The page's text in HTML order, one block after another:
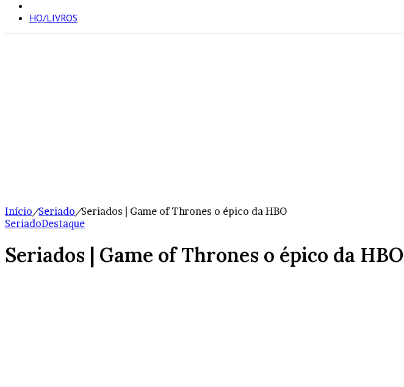
HQ/LIVROS
Início/Seriado/Seriados | Game of Thrones o épico da HBO
SeriadoDestaque
Seriados | Game of Thrones o épico da HBO